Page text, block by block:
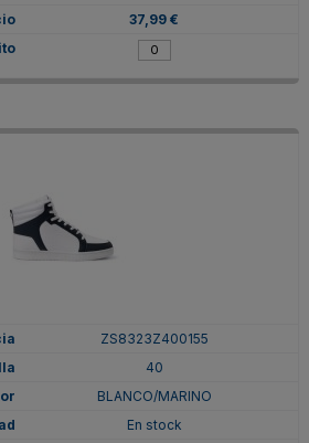
37,99 €
ZS8323Z400155
40
BLANCO/MARINO
En stock